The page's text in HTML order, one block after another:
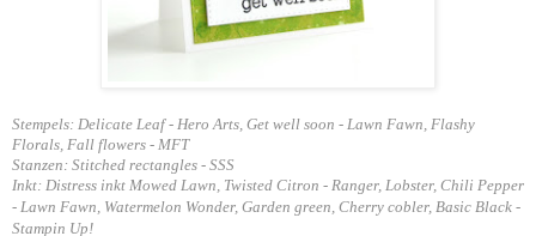
Stempels: Delicate Leaf - Hero Arts, Get well soon - Lawn Fawn, Flashy
Florals, Fall flowers - MFT
Stanzen: Stitched rectangles - SSS
Inkt: Distress inkt Mowed Lawn, Twisted Citron - Ranger, Lobster, Chili Pepper
- Lawn Fawn, Watermelon Wonder, Garden green, Cherry cobler, Basic Black -
Stampin Up!